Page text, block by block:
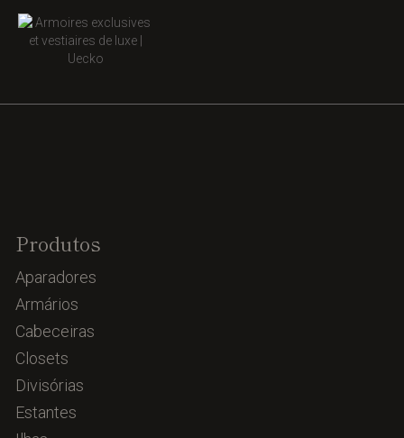
Produtos
Aparadores
Armários
Cabeceiras
Closets
Divisórias
Estantes